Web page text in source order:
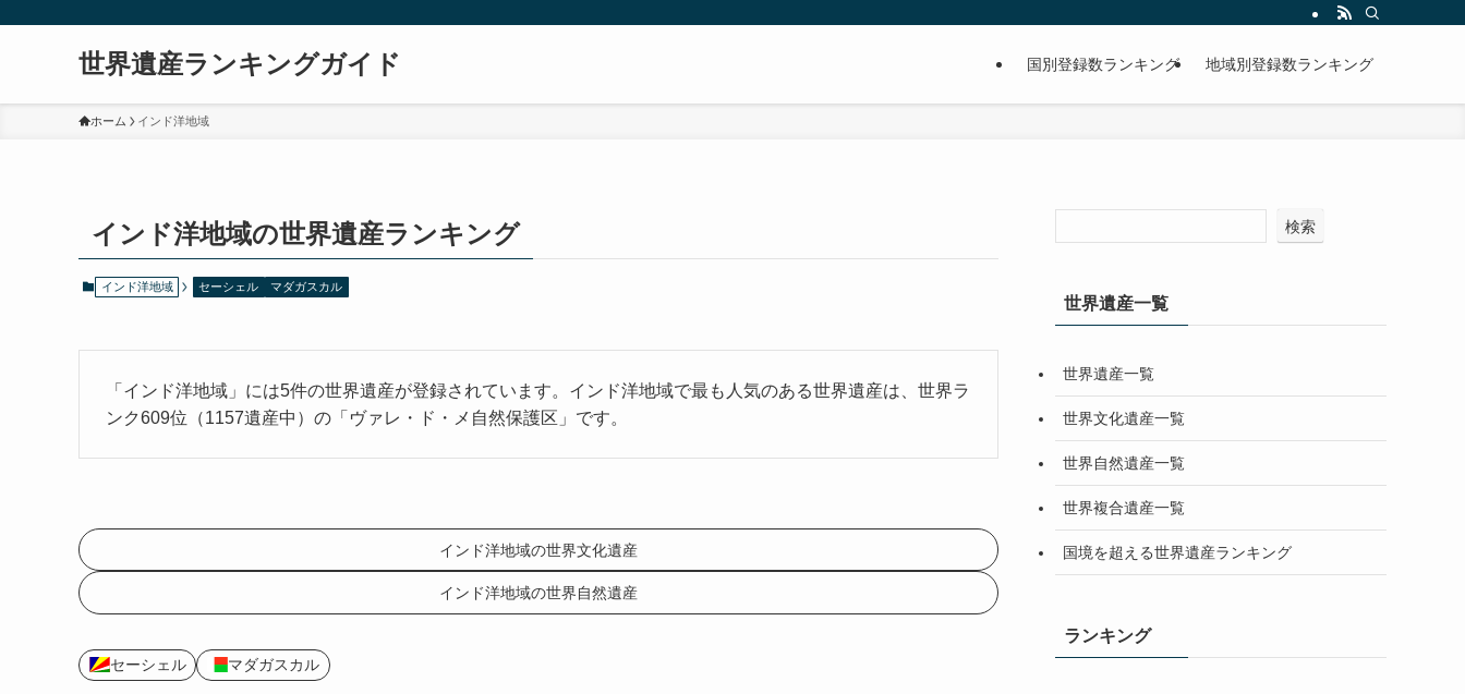
世界遺産ランキングガイド 国別登録数ランキング 地域別登録数ランキング
ホーム インド洋地域
インド洋地域の世界遺産ランキング
インド洋地域 セーシェル マダガスカル
「インド洋地域」には5件の世界遺産が登録されています。インド洋地域で最も人気のある世界遺産は、世界ラ
ンク609位（1157遺産中）の「ヴァレ・ド・メ自然保護区」です。
インド洋地域の世界文化遺産
インド洋地域の世界自然遺産
セーシェル マダガスカル
検索
世界遺産一覧
世界遺産一覧
世界文化遺産一覧
世界自然遺産一覧
世界複合遺産一覧
国境を超える世界遺産ランキング
ランキング